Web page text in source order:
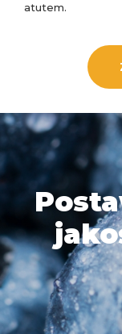
atutem.